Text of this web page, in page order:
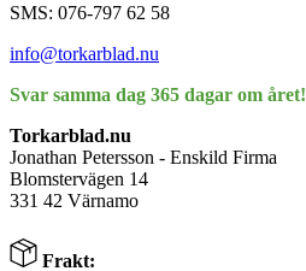
SMS: 076-797 62 58
info@torkarblad.nu
Svar samma dag 365 dagar om året!
Torkarblad.nu
Jonathan Petersson - Enskild Firma
Blomstervägen 14
331 42 Värnamo
Frakt: